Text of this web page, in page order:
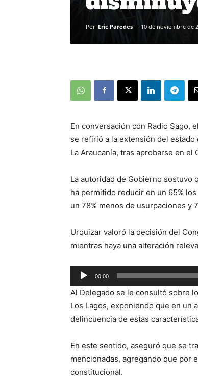
Por Eric Paredes - 10 de noviembre de
En conversación con Radio Sago,
se refirió a la extensión del
La Araucanía, tras aprobarse en el
La autoridad de Gobierno sostuvo
ha permitido reducir en un 65%
un 78% menos de usurpaciones y
Urquizar valoró la decisión del
mientras haya una alteración
Reproductor
de
audio
00:00
Al Delegado se le consultó sobre
Los Lagos, exponiendo que en un
delincuencia de estas
En este sentido, aseguró que se
mencionadas, agregando que por
constitucional.